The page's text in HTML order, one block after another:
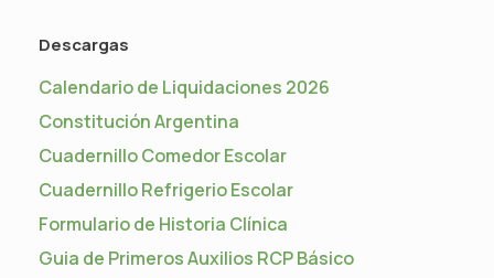
Descargas
Calendario de Liquidaciones 2026
Constitución Argentina
Cuadernillo Comedor Escolar
Cuadernillo Refrigerio Escolar
Formulario de Historia Clínica
Guia de Primeros Auxilios RCP Básico